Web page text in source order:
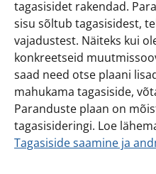
tagasisidet rakendad.
sisu sõltub tagasisidest,
vajadustest. Näiteks kui
konkreetseid
saad need otse plaani
mahukama tagasiside,
Paranduste plaan on
tagasisideringi. Loe
Tagasiside saamine ja